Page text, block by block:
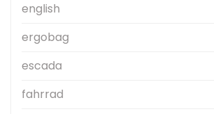
english
ergobag
escada
fahrrad